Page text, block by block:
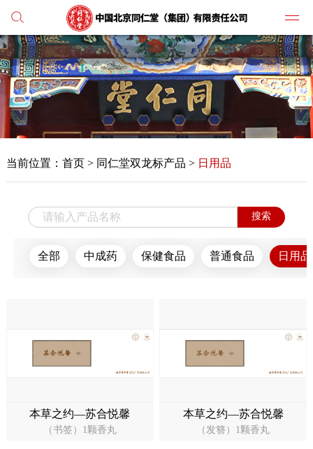
党建
人才
品种
当前位置： 首页> 同仁堂双龙标产品 > 日用品
全部 中成药 保健食品 普通食品 日用品
搜索
本草之约—苏合悦馨
（书签）1颗香丸
本草之约—苏合悦馨
（发簪）1颗香丸